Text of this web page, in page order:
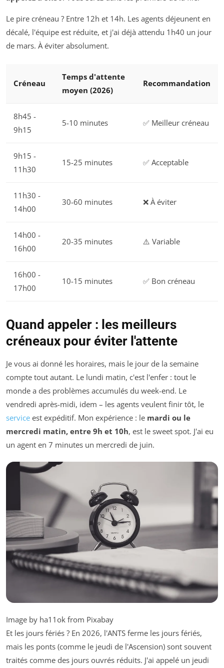
Le pire créneau ? Entre 12h et 14h. Les agents déjeunent en
décalé, l'équipe est réduite, et j'ai déjà attendu 1h40 un jour
de mars. À éviter absolument.
Créneau
Temps d'attente
moyen (2026)
Recommandation
8h45 -
9h15
5-10 minutes ✅ Meilleur créneau
9h15 -
11h30
15-25 minutes ✅ Acceptable
11h30 -
14h00
30-60 minutes ❌ À éviter
14h00 -
16h00
20-35 minutes ⚠️ Variable
16h00 -
17h00
10-15 minutes ✅ Bon créneau
Quand appeler : les meilleurs
créneaux pour éviter l'attente
Je vous ai donné les horaires, mais le jour de la semaine
compte tout autant. Le lundi matin, c'est l'enfer : tout le
monde a des problèmes accumulés du week-end. Le
vendredi après-midi, idem – les agents veulent finir tôt, le
service est expéditif. Mon expérience : le mardi ou le
mercredi matin, entre 9h et 10h, est le sweet spot. J'ai eu
un agent en 7 minutes un mercredi de juin.
Image by ha11ok from Pixabay
Et les jours fériés ? En 2026, l'ANTS ferme les jours fériés,
mais les ponts (comme le jeudi de l'Ascension) sont souvent
traités comme des jours ouvrés réduits. J'ai appelé un jeudi